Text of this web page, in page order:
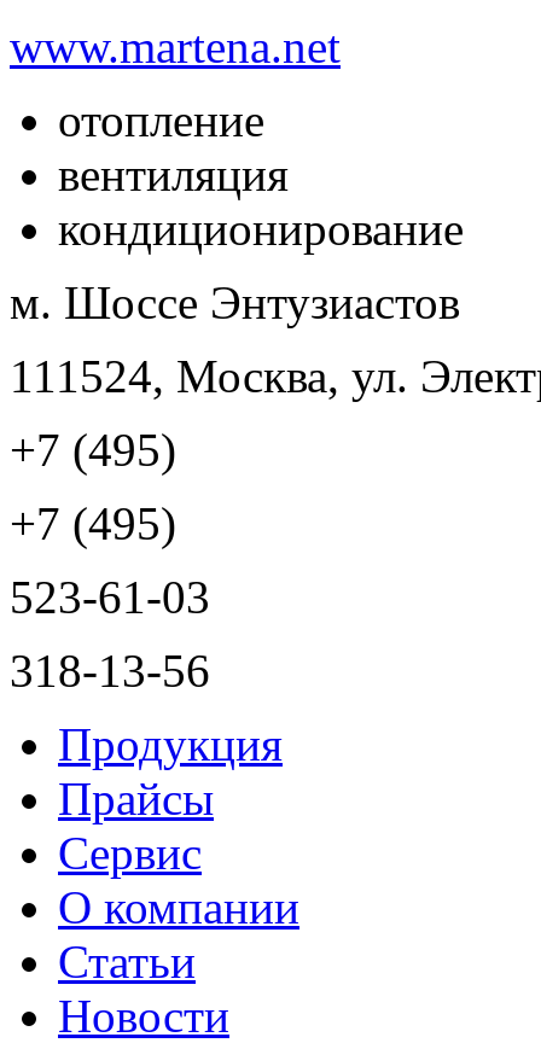
www.martena.net
отопление
вентиляция
кондиционирование
м. Шоссе Энтузиастов
111524, Москва, ул.
+7 (495)
+7 (495)
523-61-03
318-13-56
Продукция
Прайсы
Сервис
О компании
Статьи
Новости